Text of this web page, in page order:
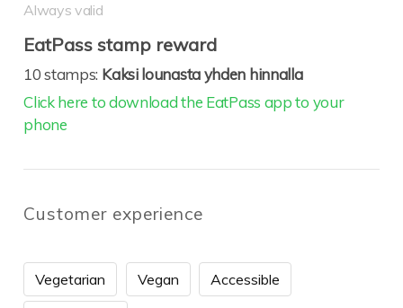
Always valid
EatPass stamp reward
10 stamps: Kaksi lounasta yhden hinnalla
Click here to download the EatPass app to your
phone
Customer experience
Vegetarian Vegan Accessible